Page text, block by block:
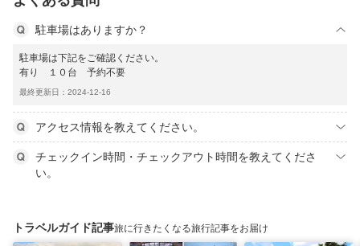
駐車場はありますか？
駐車場は下記をご確認ください。
有り １０台 予約不要
最終更新日：2024-12-16
アクセス情報を教えてください。
チェックイン時間・チェックアウト時間を教えてくださ
い。
トラベルガイド記事旅に行きたくなる旅行記事をお届け